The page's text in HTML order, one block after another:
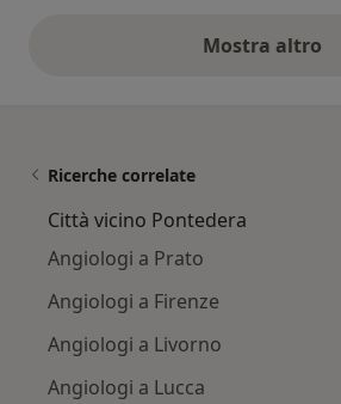
Mostra altro
Ricerche correlate
Città vicino Pontedera
Angiologi a Prato
Angiologi a Firenze
Angiologi a Livorno
Angiologi a Lucca